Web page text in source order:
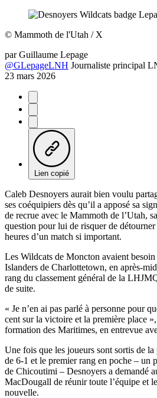
© Mammoth de l'Utah / X
par Guillaume Lepage
@GLepageLNH Journaliste principal
23 mars 2026
Lien copié
Caleb Desnoyers aurait bien voulu
ses coéquipiers dès qu’il a apposé sa
de recrue avec le Mammoth de l’Utah,
question pour lui de risquer de
heures d’un match si important.
Les Wildcats de Moncton avaient
Islanders de Charlottetown, en après-
rang du classement général de la
de suite.
« Je n’en ai pas parlé à personne pour
cent sur la victoire et la première place
formation des Maritimes, en entrevue
Une fois que les joueurs sont sortis de
de 6-1 et le premier rang en poche – un
de Chicoutimi – Desnoyers a demandé
MacDougall de réunir toute l’équipe et
nouvelle.